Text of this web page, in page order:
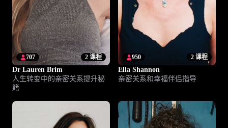
2 课程
707
Dr Lauren Brim
人生转变中的亲密关系提升秘
籍
2 课程
950
Ella Shannon
亲密关系和幸福伴侣指导